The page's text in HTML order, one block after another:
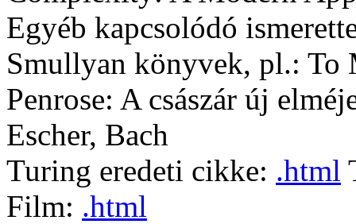
Egyéb kapcsolódó
Smullyan könyvek, pl.:
Penrose: A császár új
Escher, Bach
Turing eredeti cikke: .html
Film: .html